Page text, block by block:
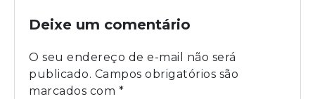
Deixe um comentário
O seu endereço de e-mail não será
publicado. Campos obrigatórios são
marcados com *